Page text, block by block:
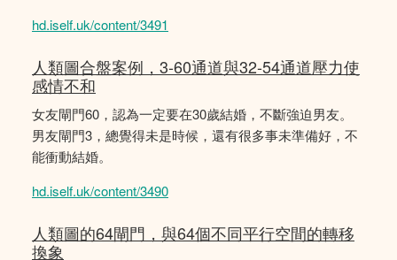
hd.iself.uk/content/3491
人類圖合盤案例，3-60通道與32-54通道壓力使
感情不和
女友閘門60，認為一定要在30歲結婚，不斷強迫男友。
男友閘門3，總覺得未是時候，還有很多事未準備好，不
能衝動結婚。
hd.iself.uk/content/3490
人類圖的64閘門，與64個不同平行空間的轉移
換象